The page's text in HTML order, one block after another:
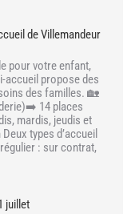
de Villemandeur
pour votre enfant,
accueil propose des
des familles. 🏡
14 places
mardis, jeudis et
types d’accueil
: sur contrat,
juillet